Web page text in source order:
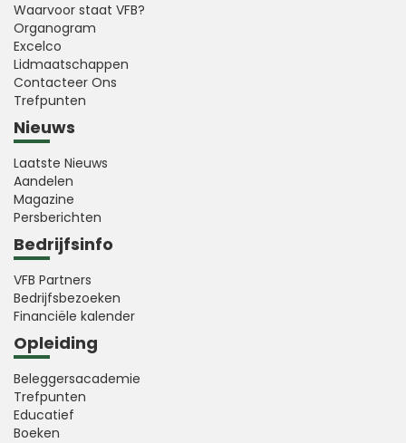
Waarvoor staat VFB?
Organogram
Excelco
Lidmaatschappen
Contacteer Ons
Trefpunten
Nieuws
Laatste Nieuws
Aandelen
Magazine
Persberichten
Bedrijfsinfo
VFB Partners
Bedrijfsbezoeken
Financiële kalender
Opleiding
Beleggersacademie
Trefpunten
Educatief
Boeken